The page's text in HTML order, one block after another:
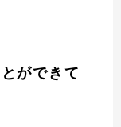
ができて